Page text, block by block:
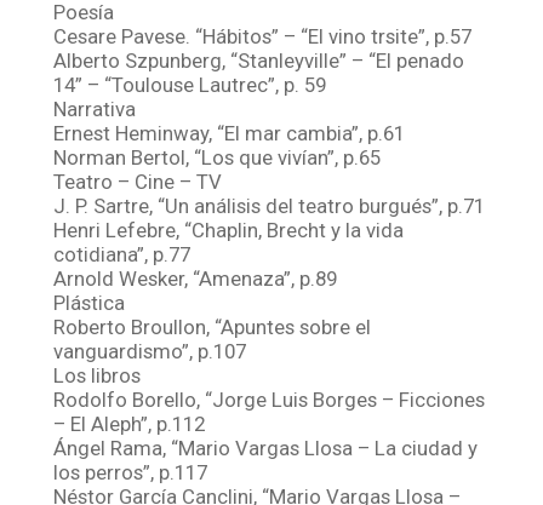
Poesía
Cesare Pavese. “Hábitos” – “El vino trsite”, p.57
Alberto Szpunberg, “Stanleyville” – “El penado
14” – “Toulouse Lautrec”, p. 59
Narrativa
Ernest Heminway, “El mar cambia”, p.61
Norman Bertol, “Los que vivían”, p.65
Teatro – Cine – TV
J. P. Sartre, “Un análisis del teatro burgués”, p.71
Henri Lefebre, “Chaplin, Brecht y la vida
cotidiana”, p.77
Arnold Wesker, “Amenaza”, p.89
Plástica
Roberto Broullon, “Apuntes sobre el
vanguardismo”, p.107
Los libros
Rodolfo Borello, “Jorge Luis Borges – Ficciones
– El Aleph”, p.112
Ángel Rama, “Mario Vargas Llosa – La ciudad y
los perros”, p.117
Néstor García Canclini, “Mario Vargas Llosa –